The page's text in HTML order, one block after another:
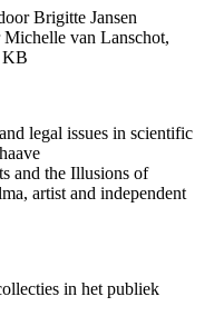
Brigitte Jansen
van Lanschot,
KB
legal issues in scientific
and the Illusions of
artist and independent
in het publiek